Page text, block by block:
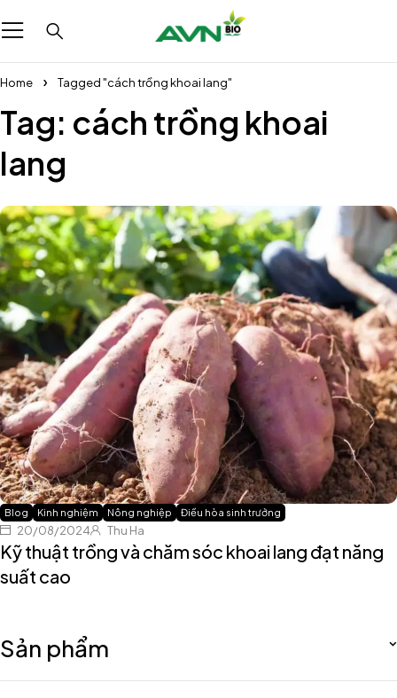
Home Tagged "cách trồng khoai lang"
Tag: cách trồng khoai
lang
Blog Kinh nghiệm Nông nghiệp Điều hòa sinh trưởng
20/08/2024 Thu Ha
Kỹ thuật trồng và chăm sóc khoai lang đạt năng
suất cao
Sản phẩm